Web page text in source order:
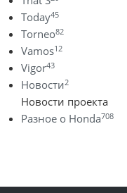
Today45
Torneo82
Vamos12
Vigor43
Новости2
Новости проекта
Разное о Honda708